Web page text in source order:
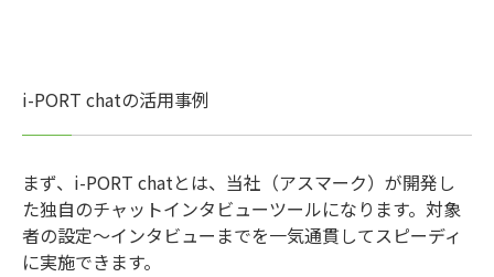
i-PORT chatの活用事例
まず、i-PORT chatとは、当社（アスマーク）が開発し
た独自のチャットインタビューツールになります。対象
者の設定～インタビューまでを一気通貫してスピーディ
に実施できます。